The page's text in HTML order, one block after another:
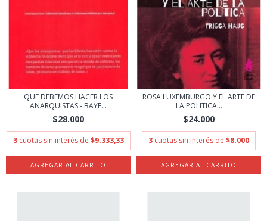
QUE DEBEMOS HACER LOS
ANARQUISTAS - BAYE...
$28.000
3 cuotas sin interés de $9.333,33
ROSA LUXEMBURGO Y EL ARTE DE
LA POLITICA...
$24.000
3 cuotas sin interés de $8.000